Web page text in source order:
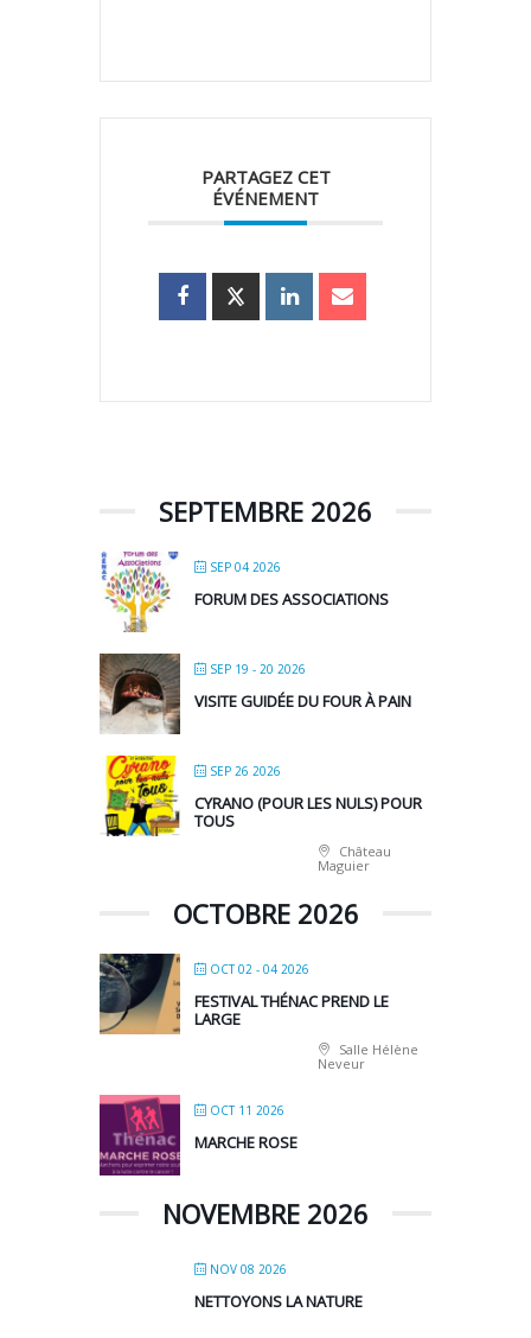
PARTAGEZ CET
ÉVÉNEMENT
SEPTEMBRE 2026
SEP 04 2026
FORUM DES ASSOCIATIONS
SEP 19 - 20 2026
VISITE GUIDÉE DU FOUR À PAIN
SEP 26 2026
CYRANO (POUR LES NULS) POUR
TOUS
Château
Maguier
OCTOBRE 2026
OCT 02 - 04 2026
FESTIVAL THÉNAC PREND LE
LARGE
Salle Hélène
Neveur
OCT 11 2026
MARCHE ROSE
NOVEMBRE 2026
NOV 08 2026
NETTOYONS LA NATURE